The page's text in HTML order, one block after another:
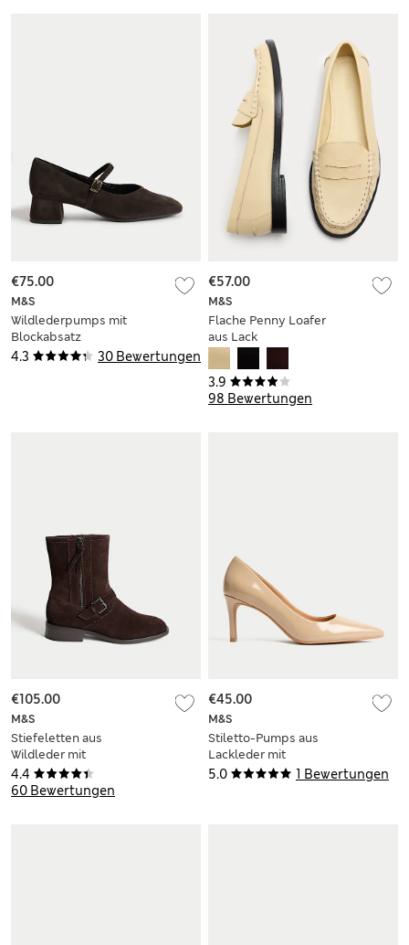
4.3 30 Bewertungen
M&S
Wildlederpumps mit
Blockabsatz
€75.00
3.9
98 Bewertungen
M&S
Flache Penny Loafer
aus Lack
€57.00
4.4
60 Bewertungen
M&S
Stiefeletten aus
Wildleder mit
Schnalle
€105.00
5.0 1 Bewertungen
M&S
Stiletto-Pumps aus
Lackleder mit
zulaufender Spitze
€45.00